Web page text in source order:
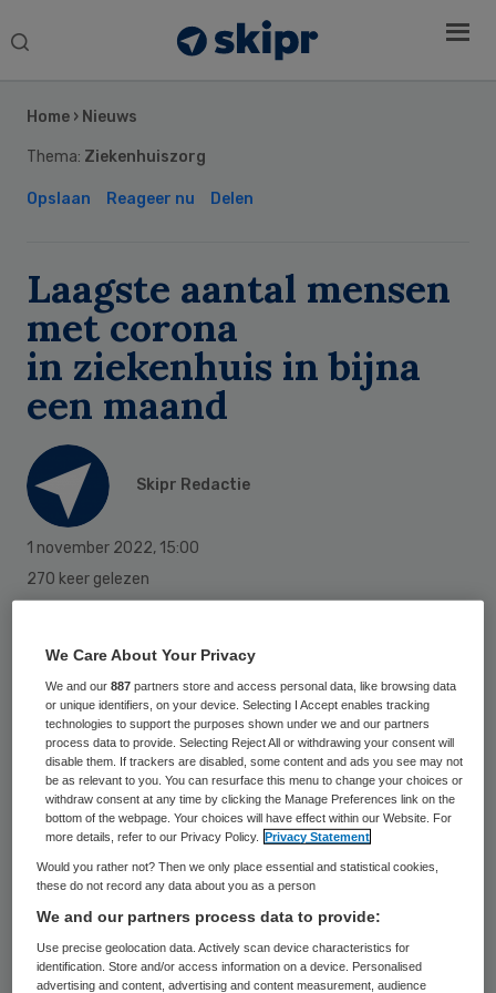
Search
Home › Nieuws
Thema: Ziekenhuiszorg
Opslaan Reageer nu Delen
Laagste aantal mensen
met corona
in ziekenhuis in bijna
een maand
Skipr Redactie
1 november 2022, 15:00
270 keer gelezen
coronabesmetting in een ziekenhuis ligt, is
gedaald naar het laagste niveau in bijna een
maand. Ziekenhuizen behandelen
momenteel 1010 positief geteste mensen,
het kleinste aantal sinds 7 oktober. In de
afgelopen dag zijn 61 bedden vrijgekomen.
De cijfers van het Landelijk
Coördinatiecentrum Patiënten Spreiding
(LCPS) maken geen onderscheid tussen
Sidebar
We Care About Your Privacy
We and our887 partners store and access personal data, like browsing data
or unique identifiers, on your device. Selecting I Accept enables tracking
technologies to support the purposes shown under we and our partners
process data to provide. Selecting Reject All or withdrawing your consent will
disable them. If trackers are disabled, some content and ads you see may not
be as relevant to you. You can resurface this menu to change your choices or
withdraw consent at any time by clicking the Manage Preferences link on the
bottom of the webpage. Your choices will have effect within our Website. For
more details, refer to our Privacy Policy.
Privacy Statement
Would you rather not? Then we only place essential and statistical cookies,
these do not record any data about you as a person
We and our partners process data to provide:
Use precise geolocation data. Actively scan device characteristics for
identification. Store and/or access information on a device. Personalised
advertising and content, advertising and content measurement, audience